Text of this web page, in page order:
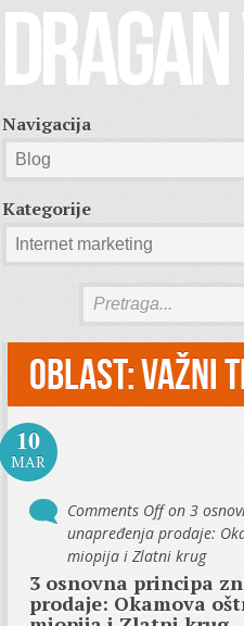
Navigacija
Kategorije
Oblast:Važni
10
MAR
Comments Offon 3
unapređenja prodaje:
miopija i Zlatni krug
3 osnovna principa
prodaje: Okamova